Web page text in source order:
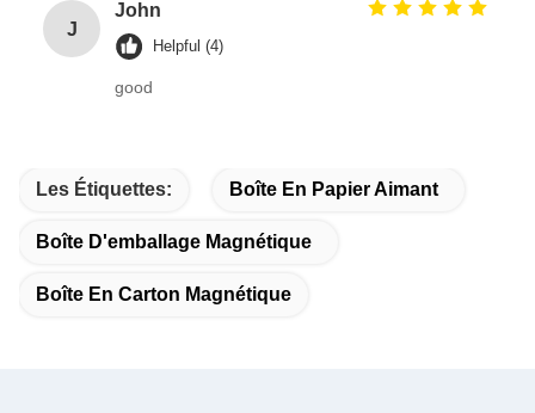
J
John
Helpful (4)
good
Les Étiquettes: Boîte En Papier Aimant
Boîte D'emballage Magnétique
Boîte En Carton Magnétique